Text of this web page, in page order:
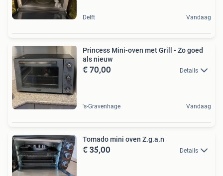
Delft Vandaag
Princess Mini-oven met Grill - Zo goed
als nieuw
€ 70,00 Details
's-Gravenhage Vandaag
Tomado mini oven Z.g.a.n
€ 35,00 Details